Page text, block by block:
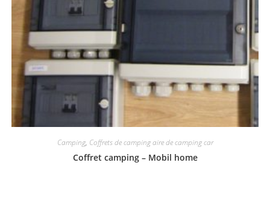
Camping, Coffrets de camping aire de camping car
Coffret camping – Mobil home